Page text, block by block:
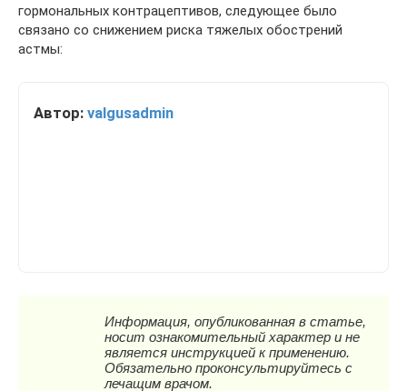
гормональных контрацептивов, следующее было
связано со снижением риска тяжелых обострений
астмы:
Автор: valgusadmin